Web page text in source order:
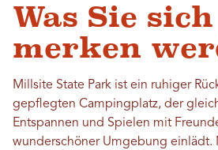
Was Sie sich
merken
Millsite State Park ist ein ruhiger
gepflegten Campingplatz, der
Entspannen und Spielen mit
wunderschöner Umgebung einlädt.